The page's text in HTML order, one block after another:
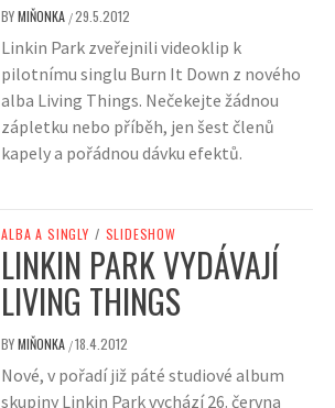
BYMIŇONKA /29.5.2012
Linkin Park zveřejnili videoklip k
pilotnímu singlu Burn It Down z nového
alba Living Things. Nečekejte žádnou
zápletku nebo příběh, jen šest členů
kapely a pořádnou dávku efektů.
ALBA A SINGLY / SLIDESHOW
LINKIN PARK VYDÁVAJÍ
LIVING THINGS
BYMIŇONKA /18.4.2012
Nové, v pořadí již páté studiové album
skupiny Linkin Park vychází 26. června